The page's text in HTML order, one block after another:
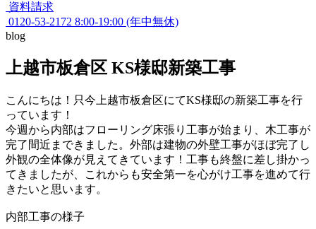
資料請求
0120-53-2172 8:00-19:00 (年中無休)
blog
上越市板倉区 KS様邸新築工事
こんにちは！只今上越市板倉区にてKS様邸の新築工事を行
っています！
今週から内部はフローリング床張り工事が始まり、木工事が
完了間近まできました。外部は建物の外壁工事がほぼ完了し
外観の全体像が見えてきています！工事も終盤に差し掛かっ
てきましたが、これからも安全第一を心がけ工事を進めて行
きたいと思います。
内部工事の様子